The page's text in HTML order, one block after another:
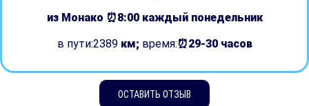
из Монако ⏰8:00 каждый понедельник
в пути:2389км; время:⏰29-30 часов
ОСТАВИТЬ ОТЗЫВ